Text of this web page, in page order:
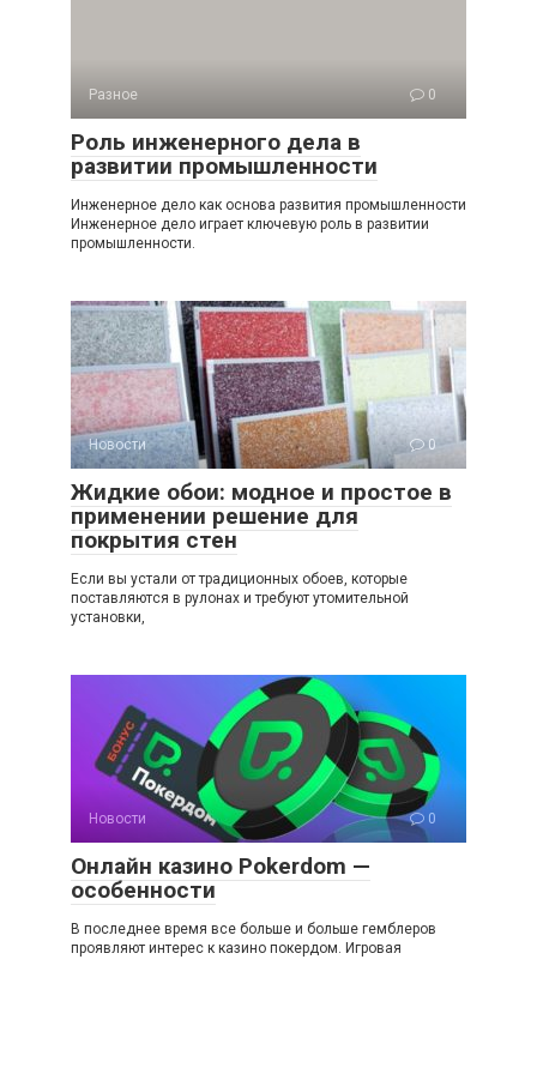
Разное 0
Роль инженерного дела в
развитии промышленности
Инженерное дело как основа развития промышленности
Инженерное дело играет ключевую роль в развитии
промышленности.
Новости 0
Жидкие обои: модное и простое в
применении решение для
покрытия стен
Если вы устали от традиционных обоев, которые
поставляются в рулонах и требуют утомительной
установки,
Новости 0
Онлайн казино Pokerdom —
особенности
В последнее время все больше и больше гемблеров
проявляют интерес к казино покердом. Игровая